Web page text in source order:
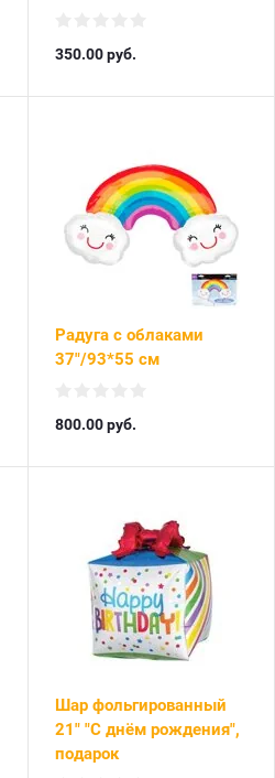
350.00руб.
Радуга с облаками
37"/93*55 см
800.00руб.
Шар фольгированный
21" "С днём рождения",
подарок